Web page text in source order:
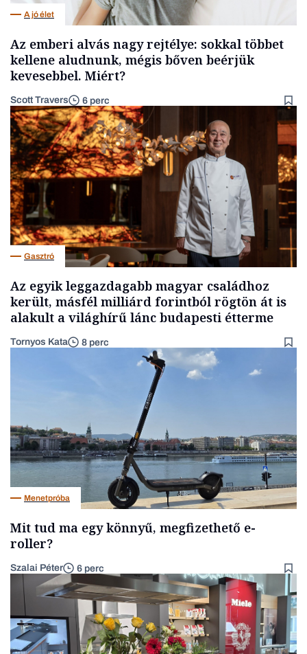
A jó élet
Az emberi alvás nagy rejtélye: sokkal többet
kellene aludnunk, mégis bőven beérjük
kevesebbel. Miért?
Scott Travers 6 perc
Gasztró
Az egyik leggazdagabb magyar családhoz
került, másfél milliárd forintból rögtön át is
alakult a világhírű lánc budapesti étterme
Tornyos Kata 8 perc
Menetpróba
Mit tud ma egy könnyű, megfizethető e-
roller?
Szalai Péter 6 perc